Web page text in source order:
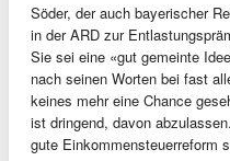
Söder, der auch bayerischer
in der ARD zur
Sie sei eine «gut gemeinte
nach seinen Worten bei fast
keines mehr eine Chance
ist dringend, davon
gute Einkommensteuerreform